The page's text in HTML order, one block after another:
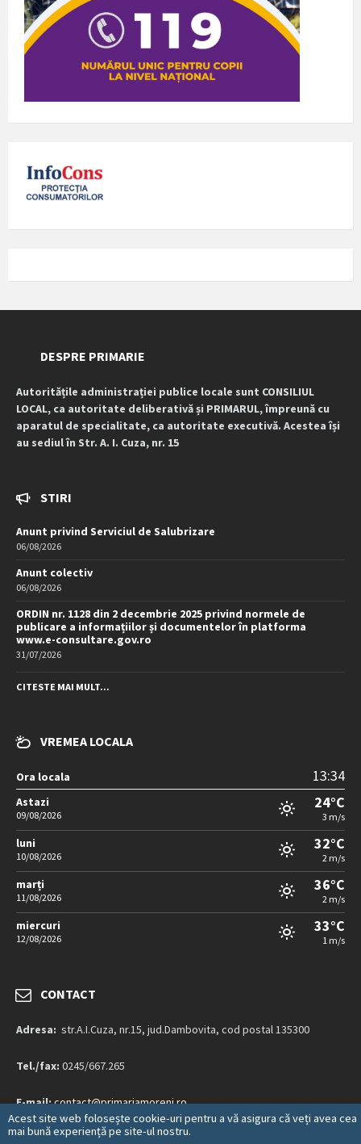
DESPRE PRIMARIE
Autoritățile administrației publice locale sunt CONSILIUL
LOCAL, ca autoritate deliberativă și PRIMARUL, împreună cu
aparatul de specialitate, ca autoritate executivă. Acestea își
au sediul în Str. A. I. Cuza, nr. 15
STIRI
Anunt privind Serviciul de Salubrizare
06/08/2026
Anunt colectiv
06/08/2026
ORDIN nr. 1128 din 2 decembrie 2025 privind normele de
publicare a informațiilor și documentelor în platforma
www.e-consultare.gov.ro
31/07/2026
CITESTE MAI MULT...
VREMEA LOCALA
Ora locala 13:34
Astazi
09/08/2026
24°C
3 m/s
luni
10/08/2026
32°C
2 m/s
marți
11/08/2026
36°C
2 m/s
miercuri
12/08/2026
33°C
1 m/s
CONTACT
Adresa: str.A.I.Cuza, nr.15, jud.Dambovita, cod postal 135300
Tel./fax: 0245/667.265
E-mail:contact@primariamoreni.ro
Mai multe detalii…
Acest site web folosește cookie-uri pentru a vă asigura că veți avea cea
mai bună experiență pe site-ul nostru.